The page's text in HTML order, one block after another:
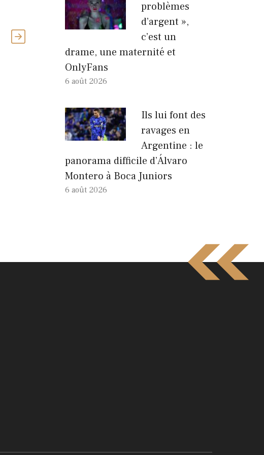
problèmes
d’argent »,
c’est un
drame, une maternité et
OnlyFans
6 août 2026
Ils lui font des
ravages en
Argentine : le
panorama difficile d’Álvaro
Montero à Boca Juniors
6 août 2026